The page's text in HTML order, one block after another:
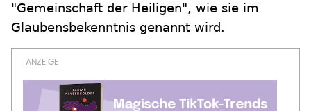
"Gemeinschaft der Heiligen", wie sie im
Glaubensbekenntnis genannt wird.